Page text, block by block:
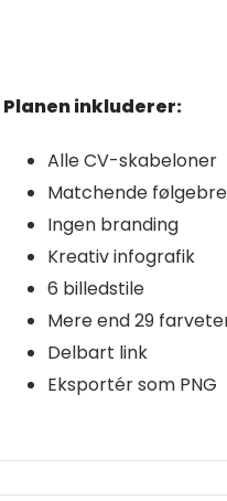
Planen inkluderer:
Alle CV-skabeloner
Matchende
Ingen branding
Kreativ infografik
6 billedstile
Mere end 29
Delbart link
Eksportér som PNG